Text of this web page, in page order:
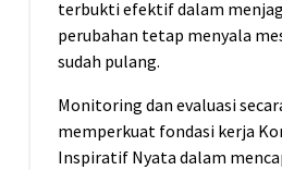
terbukti efektif dalam
perubahan tetap menyala
sudah pulang.
Monitoring dan evaluasi
memperkuat fondasi kerja
Inspiratif Nyata dalam